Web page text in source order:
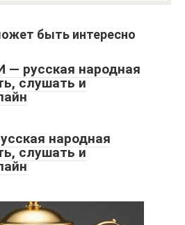
быть интересно
русская народная
слушать и
народная
слушать и